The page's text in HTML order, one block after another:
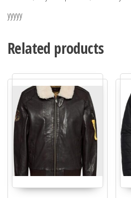
yyyyy
Related products